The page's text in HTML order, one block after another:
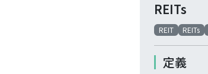
REITs
REIT REITs
定義